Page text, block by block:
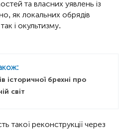
та власних уявлень із
як локальних обрядів
і окультизму.
історичної брехні про
світ
такої реконструкції через